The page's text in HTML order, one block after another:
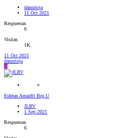
dannrioja
11 Oct 2021
Respuestas
0
Visitas
1K
11 Oct 2021
dannrioja
D
Esferas Amazfit Bip U
JLRV
1 Sep 2021
Respuestas
6